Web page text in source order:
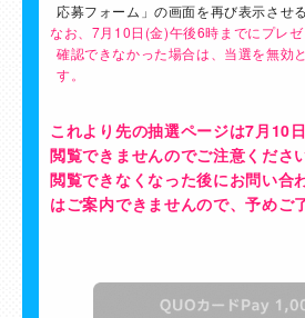
応募フォーム」の画面を再び表示させ
なお、7⽉10⽇(金)午後6時までにプレ
確認できなかった場合は、当選を無効
す。
これより先の抽選ページは7月10
閲覧できませんのでご注意ください
閲覧できなくなった後にお問い合
はご案内できませんので、予めご